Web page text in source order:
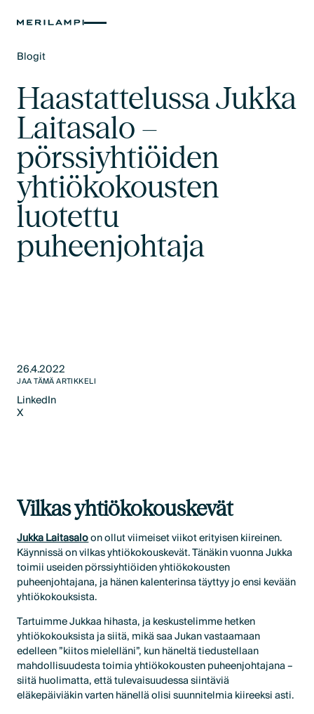
Blogit
Haastattelussa Jukka
Laitasalo –
pörssiyhtiöiden
yhtiökokousten
luotettu
puheenjohtaja
26.4.2022
JAA TÄMÄ ARTIKKELI
LinkedIn
LinkedIn
X
Vilkas yhtiökokouskevät
Jukka Laitasaloon ollut viimeiset viikot erityisen kiireinen.
Käynnissä on vilkas yhtiökokouskevät. Tänäkin vuonna Jukka
toimii useiden pörssiyhtiöiden yhtiökokousten
puheenjohtajana, ja hänen kalenterinsa täyttyy jo ensi kevään
yhtiökokouksista.
Tartuimme Jukkaa hihasta, ja keskustelimme hetken
yhtiökokouksista ja siitä, mikä saa Jukan vastaamaan
edelleen ”kiitos mielelläni”, kun häneltä tiedustellaan
mahdollisuudesta toimia yhtiökokousten puheenjohtajana –
siitä huolimatta, että tulevaisuudessa siintäviä
eläkepäiviäkin varten hänellä olisi suunnitelmia kiireeksi asti.